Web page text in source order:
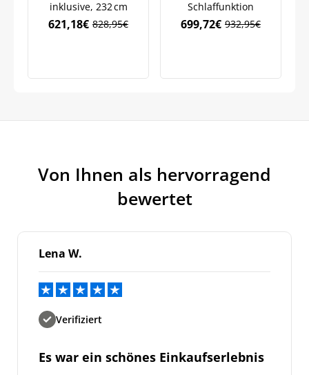
inklusive, 232 cm
828,95€
Ursprünglicher
621,18€Aktueller
Schlaffunktion
932,95€
Ursprünglicher
699,72€Aktueller
Von Ihnen als hervorragend
bewertet
Lena W.
Verifiziert
Es war ein schönes Einkaufserlebnis